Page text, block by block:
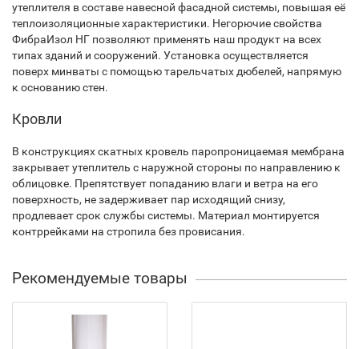
утеплителя в составе навесной фасадной системы, повышая её
теплоизоляционные характеристики. Негорючие свойства
ФибраИзол НГ позволяют применять наш продукт на всех
типах зданий и сооружений. Установка осуществляется
поверх минваты с помощью тарельчатых дюбелей, напрямую
к основанию стен.
Кровли
В конструкциях скатных кровель паропроницаемая мембрана
закрывает утеплитель с наружной стороны по направлению к
облицовке. Препятствует попаданию влаги и ветра на его
поверхность, не задерживает пар исходящий снизу,
продлевает срок службы системы. Материал монтируется
контррейками на стропила без провисания.
Рекомендуемые товары